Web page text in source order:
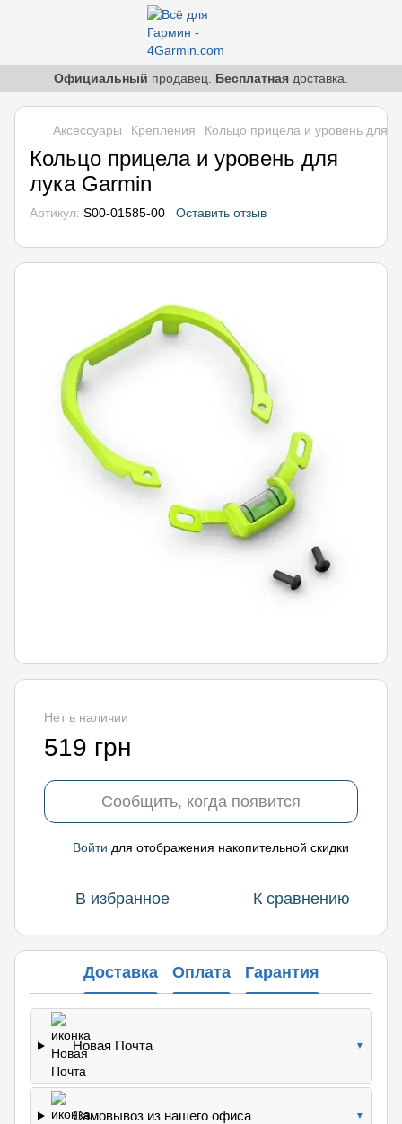
Официальный продавец. Бесплатная доставка.
Аксессуары Крепления Кольцо прицела и уровень для
Кольцо прицела и уровень для
лука Garmin
Артикул: S00-01585-00 Оставить отзыв
Нет в наличии
519 грн
Сообщить, когда появится
Войти для отображения накопительной скидки
В избранное К сравнению
Доставка Оплата Гарантия
Новая Почта ▼
Самовывоз из нашего офиса ▼